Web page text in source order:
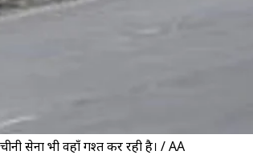
सेना भी वहाँ गश्त कर रही है। / AA